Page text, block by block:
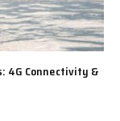
4G Connectivity &